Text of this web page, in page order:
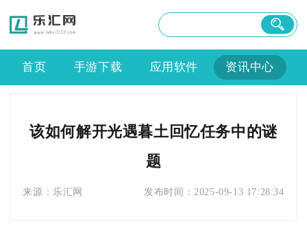
首页 手游下载 应用软件 资讯中心
该如何解开光遇暮土回忆任务中的谜
题
来源： 乐汇网 发布时间： 2025-09-13 17:28:34